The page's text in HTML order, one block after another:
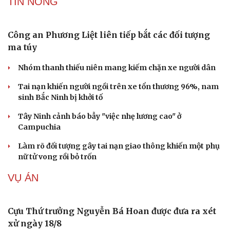
Cải chính
Vụ án điểm 10 môn Toán: Nữ giáo viên ra đầu thú liệu có
Đề xuất các trường hợp có thể nộp tiền để hưởng án
treo, thay thế hình phạt tù
Bộ Công an đẩy mạnh việc tự động cập nhật, điều chỉnh
TIN NÓNG
Công an Phương Liệt liên tiếp bắt các đối tượng
ma túy
Nhóm thanh thiếu niên mang kiếm chặn xe người dân
sinh Bắc Ninh bị khởi tố
Tây Ninh cảnh báo bẫy "việc nhẹ lương cao" ở